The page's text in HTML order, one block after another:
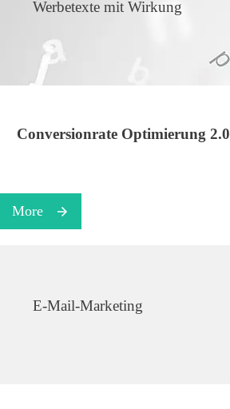
Werbetexte mit Wirkung
Conversionrate Optimierung 2.0
More
E-Mail-Marketing